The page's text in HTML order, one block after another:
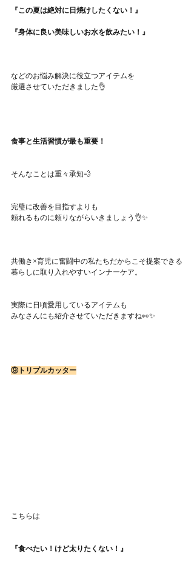
『この夏は絶対に日焼けしたくない！』
『身体に良い美味しいお水を飲みたい！』
などのお悩み解決に役立つアイテムを
厳選させていただきました👌
食事と生活習慣が最も重要！
そんなことは重々承知💨
完璧に改善を目指すよりも
頼れるものに頼りながらいきましょう👌✨
共働き×育児に奮闘中の私たちだからこそ提案できる
暮らしに取り入れやすいインナーケア。
実際に日頃愛用しているアイテムも
みなさんにも紹介させていただきますね👀✨
⑨トリプルカッター
こちらは
『食べたい！けど太りたくない！』